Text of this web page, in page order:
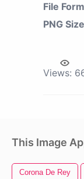
File
PNG
Views:
This Image
Corona De Rey